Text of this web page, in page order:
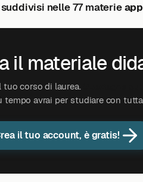
suddivisi nelle 77 materie
il materiale
corso di laurea.
tempo avrai per studiare con
il tuo account, è gratis!